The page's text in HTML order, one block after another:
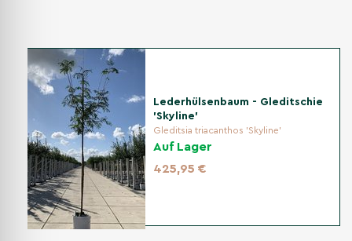
Lederhülsenbaum - Gleditschie
'Skyline'
Gleditsia triacanthos 'Skyline'
Auf Lager
425,95 €